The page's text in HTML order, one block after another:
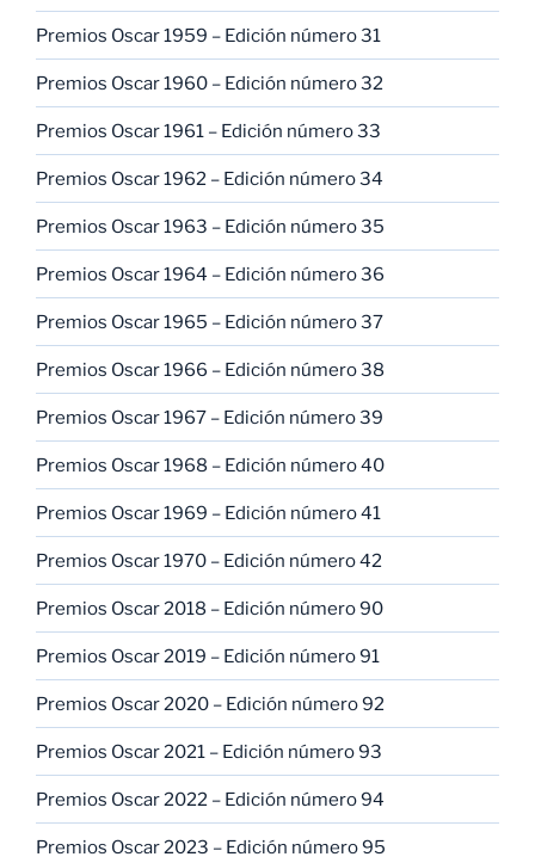
Premios Oscar 1959 – Edición número 31
Premios Oscar 1960 – Edición número 32
Premios Oscar 1961 – Edición número 33
Premios Oscar 1962 – Edición número 34
Premios Oscar 1963 – Edición número 35
Premios Oscar 1964 – Edición número 36
Premios Oscar 1965 – Edición número 37
Premios Oscar 1966 – Edición número 38
Premios Oscar 1967 – Edición número 39
Premios Oscar 1968 – Edición número 40
Premios Oscar 1969 – Edición número 41
Premios Oscar 1970 – Edición número 42
Premios Oscar 2018 – Edición número 90
Premios Oscar 2019 – Edición número 91
Premios Oscar 2020 – Edición número 92
Premios Oscar 2021 – Edición número 93
Premios Oscar 2022 – Edición número 94
Premios Oscar 2023 – Edición número 95